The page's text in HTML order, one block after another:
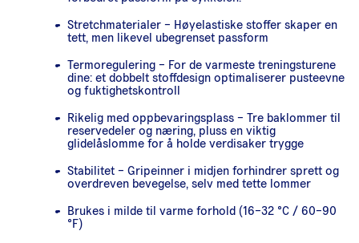
Stretchmaterialer – Høyelastiske stoffer skaper en
tett, men likevel ubegrenset passform
Termoregulering – For de varmeste treningsturene
dine: et dobbelt stoffdesign optimaliserer pusteevne
og fuktighetskontroll
Rikelig med oppbevaringsplass – Tre baklommer til
reservedeler og næring, pluss en viktig
glidelåslomme for å holde verdisaker trygge
Stabilitet – Gripeinner i midjen forhindrer sprett og
overdreven bevegelse, selv med tette lommer
Brukes i milde til varme forhold (16–32 °C / 60–90
°F)